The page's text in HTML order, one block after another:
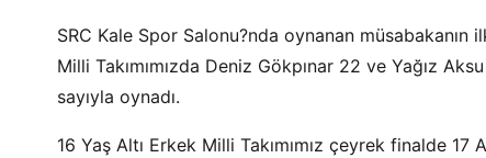
SRC Kale Spor Salonu?nda oynanan müsabakanın
Milli Takımımızda Deniz Gökpınar 22 ve Yağız
sayıyla oynadı.
16 Yaş Altı Erkek Milli Takımımız çeyrek finalde